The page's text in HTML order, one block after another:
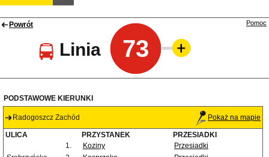
Powrót
Linia 73
Pomoc
PODSTAWOWE KIERUNKI
Radogoszcz Zachód Pokaż na mapie
ULICA PRZYSTANEK
PRZESIADKI
1.
Koziny
Przesiadki